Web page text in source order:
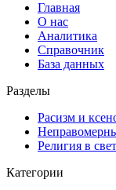
Главная
О нас
Аналитика
Справочник
База данных
Разделы
Расизм и
Религия в
Категории